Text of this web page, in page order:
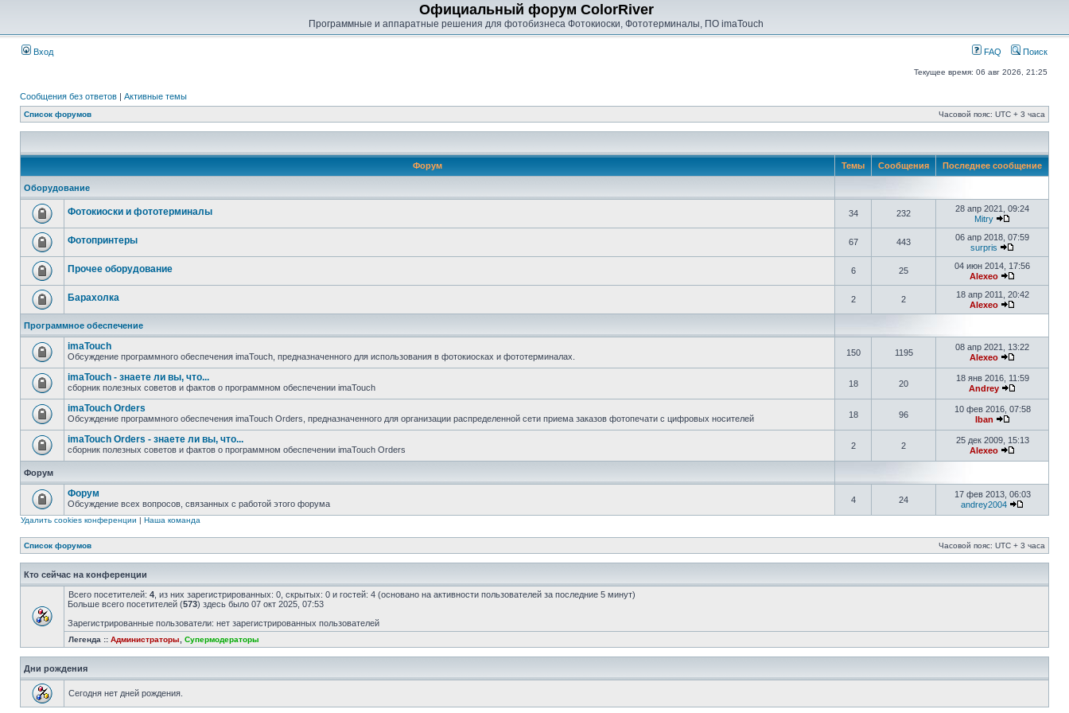
Официальный форум ColorRiver
Программные и аппаратные решения для фотобизнеса Фотокиоски, Фототерминалы, ПО imaTouch
Вход FAQ Поиск
Текущее время: 06 авг 2026, 21:25
Сообщения без ответов | Активные темы
Список форумов Часовой пояс: UTC + 3 часа
Форум Темы Сообщения Последнее сообщение
Оборудование
Фотокиоски и фототерминалы 34 232
28 апр 2021, 09:24
Mitry
Фотопринтеры 67 443
06 апр 2018, 07:59
surpris
Прочее оборудование 6 25
04 июн 2014, 17:56
Alexeo
Барахолка 2 2
18 апр 2011, 20:42
Alexeo
Программное обеспечение
imaTouch
Обсуждение программного обеспечения imaTouch, предназначенного для использования в фотокиосках и фототерминалах. 150 1195
08 апр 2021, 13:22
Alexeo
imaTouch - знаете ли вы, что...
сборник полезных советов и фактов о программном обеспечении imaTouch 18 20
18 янв 2016, 11:59
Andrey
imaTouch Orders
Обсуждение программного обеспечения imaTouch Orders, предназначенного для организации распределенной сети приема заказов фотопечати с цифровых носителей 18 96
10 фев 2016, 07:58
Iban
imaTouch Orders - знаете ли вы, что...
сборник полезных советов и фактов о программном обеспечении imaTouch Orders 2 2
25 дек 2009, 15:13
Alexeo
Форум
Форум
Обсуждение всех вопросов, связанных с работой этого форума 4 24
17 фев 2013, 06:03
andrey2004
Удалить cookies конференции | Наша команда
Список форумов Часовой пояс: UTC + 3 часа
Кто сейчас на конференции
Всего посетителей: 4 , из них зарегистрированных: 0, скрытых: 0 и гостей: 4 (основано на активности пользователей за последние 5 минут)
Больше всего посетителей (573) здесь было 07 окт 2025, 07:53
Зарегистрированные пользователи: нет зарегистрированных пользователей
Легенда :: Администраторы Супермодераторы
Дни рождения
Сегодня нет дней рождения.